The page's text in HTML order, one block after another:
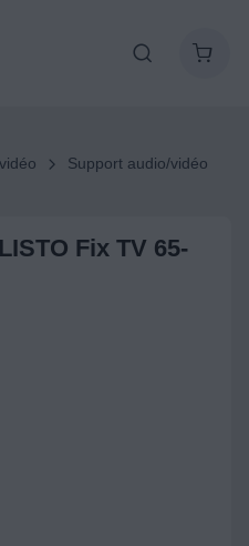
Support audio/vidéo
Fix TV 65-